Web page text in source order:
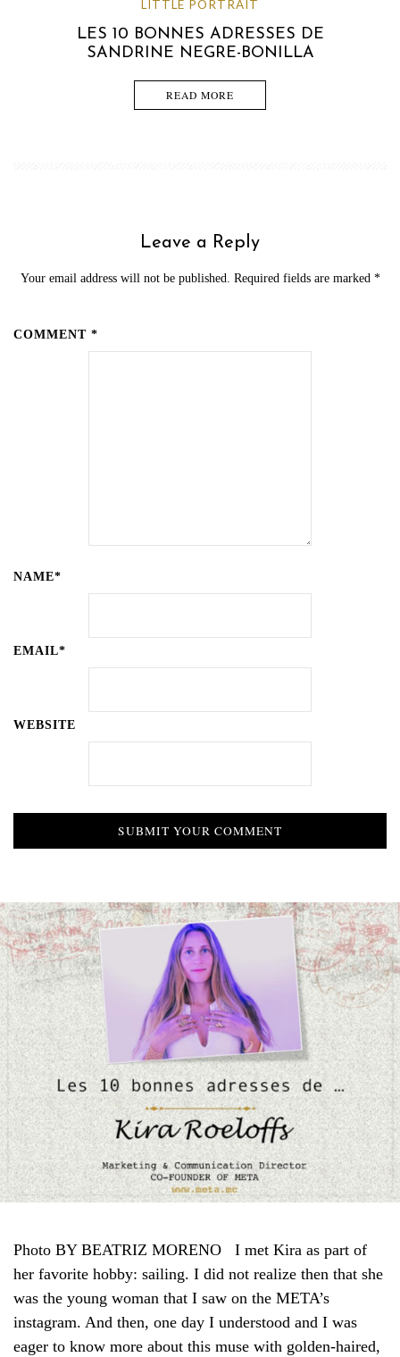
LITTLE PORTRAIT
LES 10 BONNES ADRESSES DE
SANDRINE NEGRE-BONILLA
READ MORE
Leave a Reply
Your email address will not be published. Required fields are marked *
COMMENT *
NAME*
EMAIL*
WEBSITE
Photo BY BEATRIZ MORENO I met Kira as part of
her favorite hobby: sailing. I did not realize then that she
was the young woman that I saw on the META’s
instagram. And then, one day I understood and I was
eager to know more about this muse with golden-haired,